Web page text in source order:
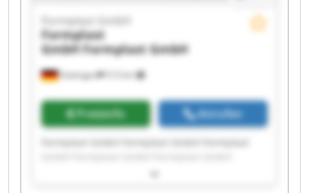
Hattingen 513 km
Formplast GmbH
Formplast
GmbH Formplast GmbH
Preisinfo Anrufen
Formplast GmbH Formplast GmbH Formplast